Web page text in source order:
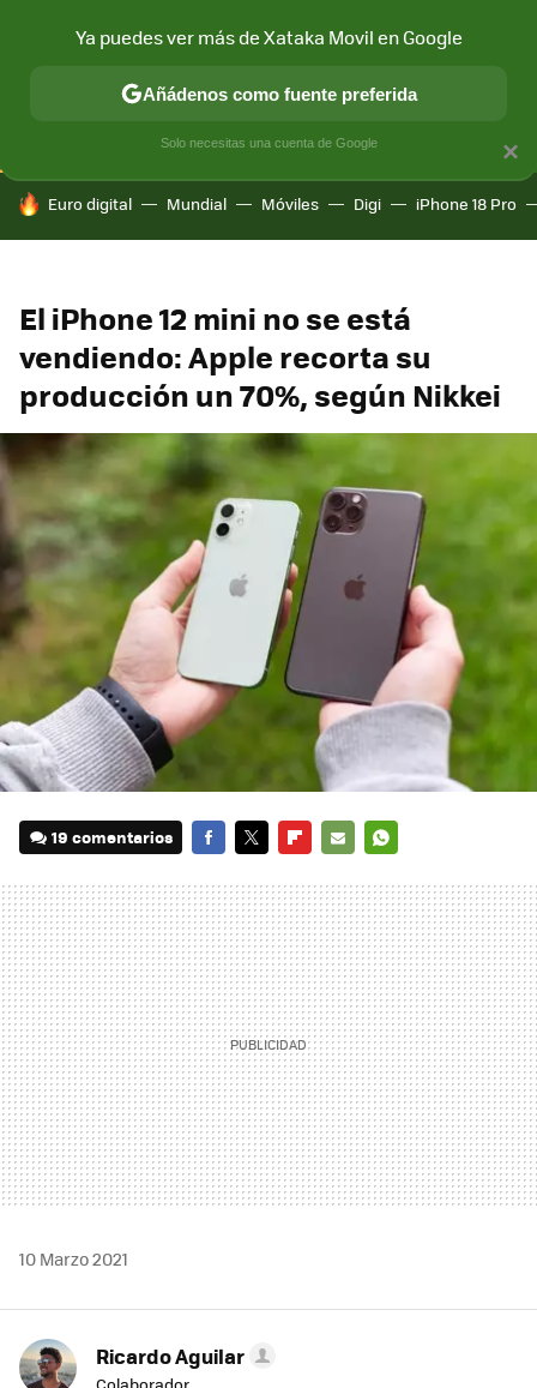
CONECTIVIDAD MÓVIL Y SOCIEDAD APLICACIONES
HOY SE HABLA DE
Euro digital Mundial Móviles Digi iPhone 18 Pro
El iPhone 12 mini no se está
vendiendo: Apple recorta su
producción un 70%, según Nikkei
19 comentarios
MAIL
10 Marzo 2021
Ricardo Aguilar
Colaborador
×
Ya puedes ver más de Xataka Movil en Google
Añádenos como fuente preferida
Solo necesitas una cuenta de Google